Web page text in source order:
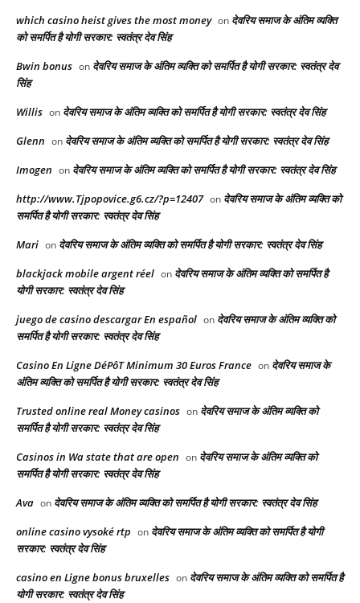
which casino heist gives the most money on देवरिय समाज के अंतिम व्यक्ति
को समर्पित है योगी सरकार: स्वतंत्र देव सिंह
Bwin bonus on देवरिय समाज के अंतिम व्यक्ति को समर्पित है योगी सरकार: स्वतंत्र देव
सिंह
Willis on देवरिय समाज के अंतिम व्यक्ति को समर्पित है योगी सरकार: स्वतंत्र देव सिंह
Glenn on देवरिय समाज के अंतिम व्यक्ति को समर्पित है योगी सरकार: स्वतंत्र देव सिंह
Imogen on देवरिय समाज के अंतिम व्यक्ति को समर्पित है योगी सरकार: स्वतंत्र देव सिंह
http://www.Tjpopovice.g6.cz/?p=12407 on देवरिय समाज के अंतिम व्यक्ति को
समर्पित है योगी सरकार: स्वतंत्र देव सिंह
Mari on देवरिय समाज के अंतिम व्यक्ति को समर्पित है योगी सरकार: स्वतंत्र देव सिंह
blackjack mobile argent réel on देवरिय समाज के अंतिम व्यक्ति को समर्पित है
योगी सरकार: स्वतंत्र देव सिंह
juego de casino descargar En español on देवरिय समाज के अंतिम व्यक्ति को
समर्पित है योगी सरकार: स्वतंत्र देव सिंह
Casino En Ligne DéPôT Minimum 30 Euros France on देवरिय समाज के
अंतिम व्यक्ति को समर्पित है योगी सरकार: स्वतंत्र देव सिंह
Trusted online real Money casinos on देवरिय समाज के अंतिम व्यक्ति को
समर्पित है योगी सरकार: स्वतंत्र देव सिंह
Casinos in Wa state that are open on देवरिय समाज के अंतिम व्यक्ति को
समर्पित है योगी सरकार: स्वतंत्र देव सिंह
Ava on देवरिय समाज के अंतिम व्यक्ति को समर्पित है योगी सरकार: स्वतंत्र देव सिंह
online casino vysoké rtp on देवरिय समाज के अंतिम व्यक्ति को समर्पित है योगी
सरकार: स्वतंत्र देव सिंह
casino en Ligne bonus bruxelles on देवरिय समाज के अंतिम व्यक्ति को समर्पित है
योगी सरकार: स्वतंत्र देव सिंह